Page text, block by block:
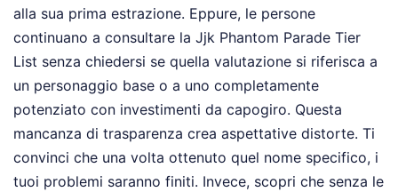
alla sua prima estrazione. Eppure, le persone
continuano a consultare la Jjk Phantom Parade Tier
List senza chiedersi se quella valutazione si riferisca a
un personaggio base o a uno completamente
potenziato con investimenti da capogiro. Questa
mancanza di trasparenza crea aspettative distorte. Ti
convinci che una volta ottenuto quel nome specifico, i
tuoi problemi saranno finiti. Invece, scopri che senza le